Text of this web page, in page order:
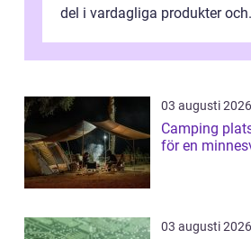
del i vardagliga produkter och
03 augusti 2026
Camping platser så väljer
för en
03 augusti 2026